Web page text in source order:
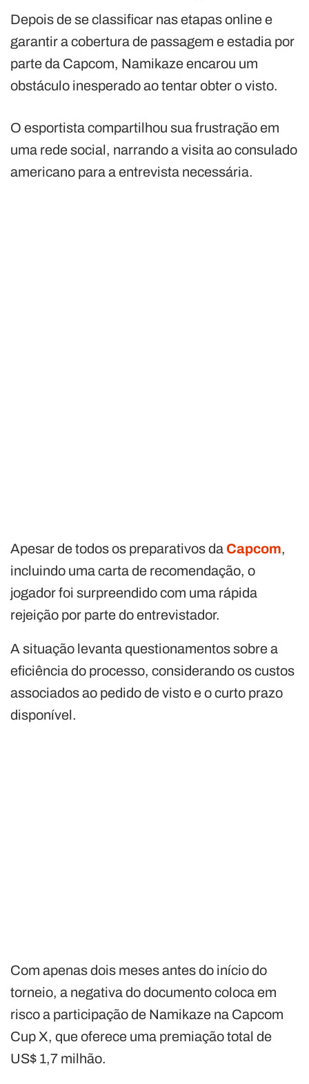
Depois de se classificar nas etapas online e
garantir a cobertura de passagem e estadia por
parte da Capcom, Namikaze encarou um
obstáculo inesperado ao tentar obter o visto.
O esportista compartilhou sua frustração em
uma rede social, narrando a visita ao consulado
americano para a entrevista necessária.
Apesar de todos os preparativos da Capcom,
incluindo uma carta de recomendação, o
jogador foi surpreendido com uma rápida
rejeição por parte do entrevistador.
A situação levanta questionamentos sobre a
eficiência do processo, considerando os custos
associados ao pedido de visto e o curto prazo
disponível.
Com apenas dois meses antes do início do
torneio, a negativa do documento coloca em
risco a participação de Namikaze na Capcom
Cup X, que oferece uma premiação total de
US$ 1,7 milhão.